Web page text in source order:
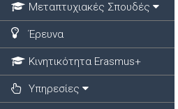
Μεταπτυχιακές Σπουδές
Έρευνα
Κινητικότητα Erasmus+
Υπηρεσίες